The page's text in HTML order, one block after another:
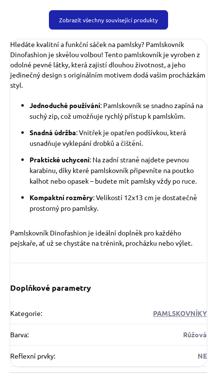
Zobrazit všechny související produkty
Hledáte kvalitní a funkční sáček na pamlsky? Pamlskovník
Dinofashion je skvělou volbou! Tento pamlskovník je vyroben z
odolné pevné látky, která zajistí dlouhou životnost, a jeho
jedinečný design s originálním motivem dodá vašim procházkám
styl.
Jednoduché používání: Pamlskovník se snadno zapíná na
suchý zip, což umožňuje rychlý přístup k pamlskům.
Snadná údržba: Vnitřek je opatřen podšívkou, která
usnadňuje vyklepání drobků a čištění.
Praktické uchycení: Na zadní straně najdete pevnou
karabinu, díky které pamlskovník připevníte na poutko
kalhot nebo opasek – budete mít pamlsky vždy po ruce.
Kompaktní rozměry: Velikostí 12x13 cm je dostatečně
prostorný pro pamlsky.
Pamlskovník Dinofashion je ideální doplněk pro každého
pejskaře, ať už se chystáte na trénink, procházku nebo výlet.
Doplňkové parametry
Kategorie: PAMLSKOVNÍKY
Barva: Růžová
Reflexní prvky: NE